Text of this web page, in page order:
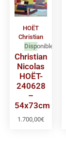
HOËT
Christian
Disponible
Christian
Nicolas
HOËT-
240628
–
54x73cm
1.700,00€